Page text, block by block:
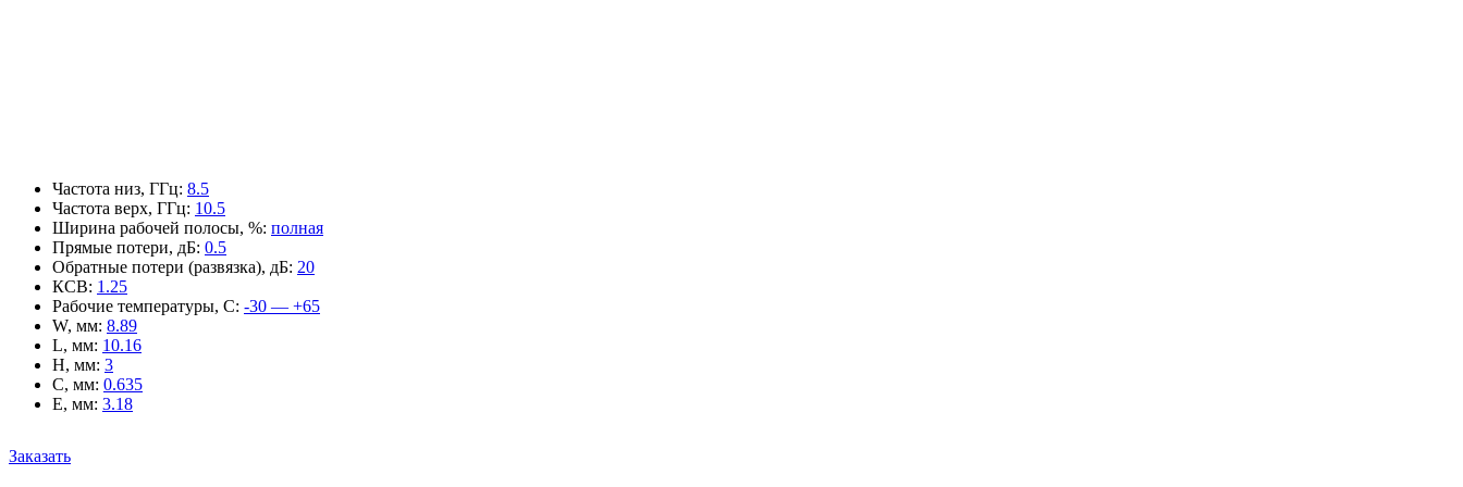
Частота низ, ГГц: 8.5
Частота верх, ГГц: 10.5
Ширина рабочей полосы, %: полная
Прямые потери, дБ: 0.5
Обратные потери (развязка), дБ: 20
КСВ: 1.25
Рабочие температуры, С: -30 — +65
W, мм: 8.89
L, мм: 10.16
H, мм: 3
C, мм: 0.635
E, мм: 3.18
Заказать